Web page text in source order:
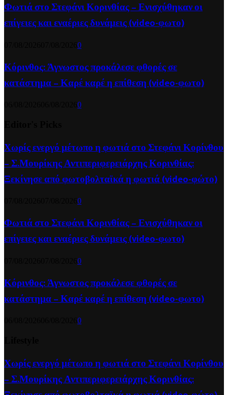
Φωτιά στο Στεφάνι Κορινθίας – Ενισχύθηκαν οι
επίγειες και εναέριες δυνάμεις (video-φωτο)
0
Κόρινθος: Άγνωστος προκάλεσε φθορές σε
κατάστημα – Καρέ καρέ η επίθεση (video-φωτο)
0
Χωρίς ενεργό μέτωπο η φωτιά στο Στεφάνι Κορίνθου
– Σ.Μουρίκης Αντιπεριφερειάρχης Κορινθίας:
Ξεκίνησε από φωτοβολταϊκά η φωτιά (video-φώτο)
0
Φωτιά στο Στεφάνι Κορινθίας – Ενισχύθηκαν οι
επίγειες και εναέριες δυνάμεις (video-φωτο)
0
Κόρινθος: Άγνωστος προκάλεσε φθορές σε
κατάστημα – Καρέ καρέ η επίθεση (video-φωτο)
0
Χωρίς ενεργό μέτωπο η φωτιά στο Στεφάνι Κορίνθου
– Σ.Μουρίκης Αντιπεριφερειάρχης Κορινθίας: